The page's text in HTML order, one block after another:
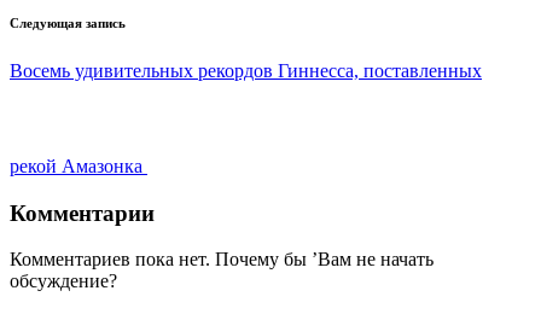
Следующая запись
Восемь удивительных рекордов Гиннесса, поставленных
рекой Амазонка
Комментарии
Комментариев пока нет. Почему бы ’Вам не начать
обсуждение?